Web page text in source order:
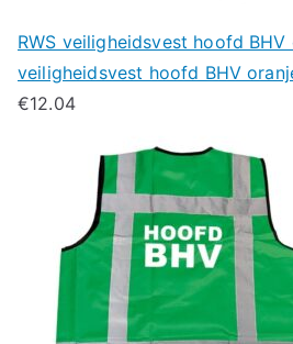
RWS veiligheidsvest hoofd BHV
veiligheidsvest hoofd BHV
€12.04